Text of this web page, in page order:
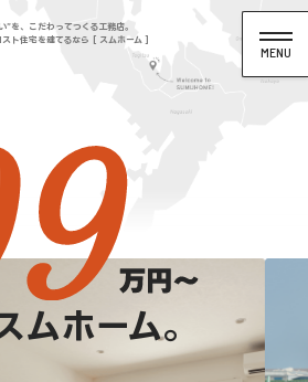
”を、こだわってつくる工務店。
ト住宅を建てるなら [ スムホーム ]
ムホーム。